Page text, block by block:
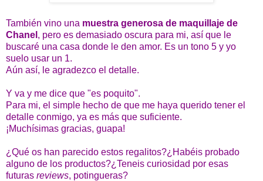
También vino una muestra generosa de maquillaje de
Chanel , pero es demasiado oscura para mi, así que le
buscaré una casa donde le den amor. Es un tono 5 y yo
suelo usar un 1.
Aún así, le agradezco el detalle.
Y va y me dice que "es poquito".
Para mi, el simple hecho de que me haya querido tener el
detalle conmigo, ya es más que suficiente.
¡Muchísimas gracias, guapa!
¿Qué os han parecido estos regalitos?¿Habéis probado
alguno de los productos?¿Teneis curiosidad por esas
futuras reviews, potingueras?